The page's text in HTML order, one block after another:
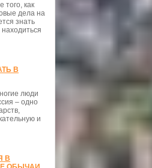
того, как
дела на
знать
В
люди
– одно
и
В